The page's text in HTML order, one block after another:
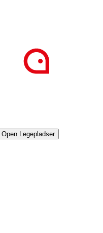
Open Legepladser